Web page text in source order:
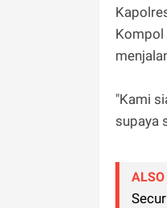
Kompol
"Kami
supaya
ALSO